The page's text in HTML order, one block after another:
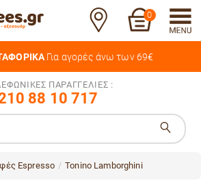
0
Για αγορές άνω των 69€
ΠΑΡΑΓΓΕΛΙΕΣ :
88 10 717
Espresso / Tonino Lamborghini